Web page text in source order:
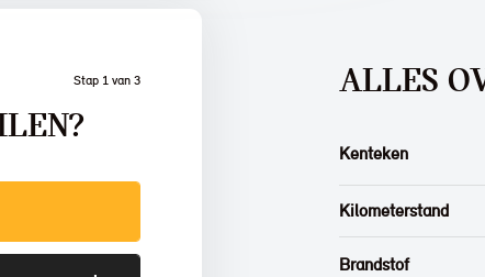
Stap 1 van 3 ALLES
Kenteken
Kilometerstand
Brandstof